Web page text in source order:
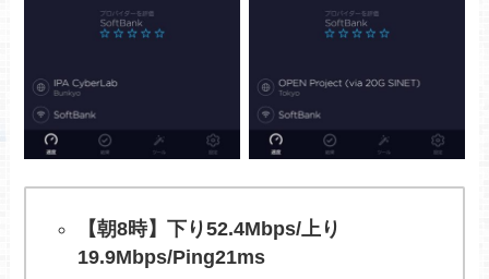
【朝8時】下り52.4Mbps/上り
19.9Mbps/Ping21ms